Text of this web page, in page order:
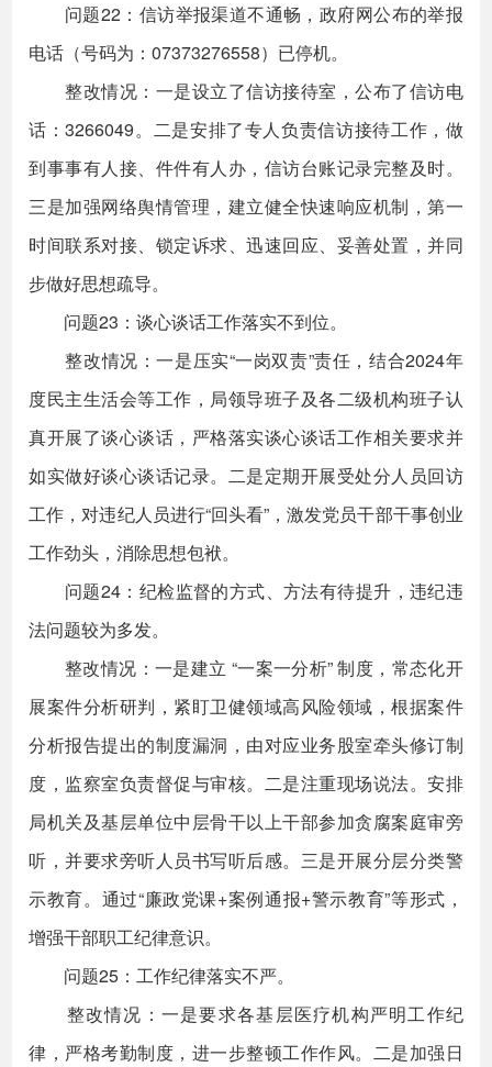
问题22：信访举报渠道不通畅，政府网公布的举报
电话（号码为：07373276558）已停机。
整改情况：一是设立了信访接待室，公布了信访电
话：3266049。二是安排了专人负责信访接待工作，做
到事事有人接、件件有人办，信访台账记录完整及时。
三是加强网络舆情管理，建立健全快速响应机制，第一
时间联系对接、锁定诉求、迅速回应、妥善处置，并同
步做好思想疏导。
问题23：谈心谈话工作落实不到位。
整改情况：一是压实“一岗双责”责任，结合2024年
度民主生活会等工作，局领导班子及各二级机构班子认
真开展了谈心谈话，严格落实谈心谈话工作相关要求并
如实做好谈心谈话记录。二是定期开展受处分人员回访
工作，对违纪人员进行“回头看”，激发党员干部干事创业
工作劲头，消除思想包袱。
问题24：纪检监督的方式、方法有待提升，违纪违
法问题较为多发。
整改情况：一是建立 “一案一分析” 制度，常态化开
展案件分析研判，紧盯卫健领域高风险领域，根据案件
分析报告提出的制度漏洞，由对应业务股室牵头修订制
度，监察室负责督促与审核。二是注重现场说法。安排
局机关及基层单位中层骨干以上干部参加贪腐案庭审旁
听，并要求旁听人员书写听后感。三是开展分层分类警
示教育。通过“廉政党课+案例通报+警示教育”等形式，
增强干部职工纪律意识。
问题25：工作纪律落实不严。
整改情况：一是要求各基层医疗机构严明工作纪
律，严格考勤制度，进一步整顿工作作风。二是加强日